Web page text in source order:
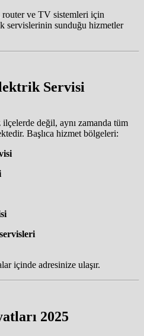
router ve TV sistemleri için
servislerinin sunduğu hizmetler
Servisi
ilçelerde değil, aynı zamanda tüm
Başlıca hizmet bölgeleri:
içinde adresinize ulaşır.
2025